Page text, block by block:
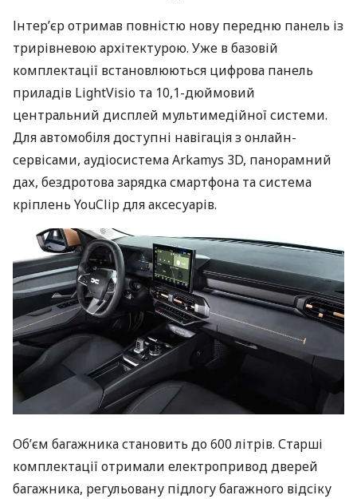
Інтер’єр отримав повністю нову передню панель із
трирівневою архітектурою. Уже в базовій
комплектації встановлюються цифрова панель
приладів LightVisio та 10,1-дюймовий
центральний дисплей мультимедійної системи.
Для автомобіля доступні навігація з онлайн-
сервісами, аудіосистема Arkamys 3D, панорамний
дах, бездротова зарядка смартфона та система
кріплень YouClip для аксесуарів.
Об’єм багажника становить до 600 літрів. Старші
комплектації отримали електропривод дверей
багажника, регульовану підлогу багажного відсіку